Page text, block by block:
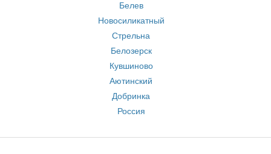
Белев
Новосиликатный
Стрельна
Белозерск
Кувшиново
Аютинский
Добринка
Россия